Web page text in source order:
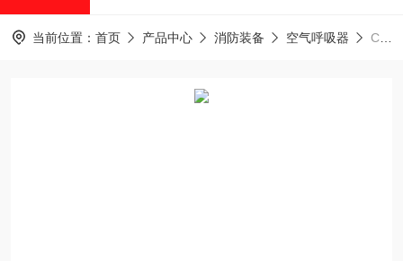
当前位置： 首页 产品中心 消防装备 空气呼吸器 C900霍尼韦尔空气呼吸器